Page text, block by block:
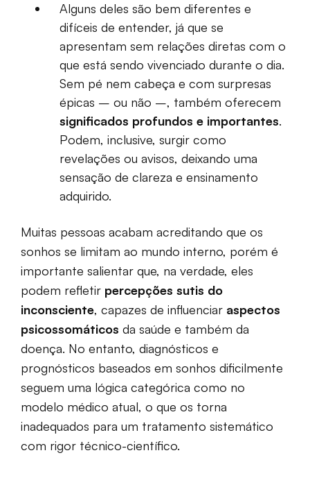
Alguns deles são bem diferentes e
difíceis de entender, já que se
apresentam sem relações diretas com o
que está sendo vivenciado durante o dia.
Sem pé nem cabeça e com surpresas
épicas – ou não –, também oferecem
significados profundos e importantes.
Podem, inclusive, surgir como
revelações ou avisos, deixando uma
sensação de clareza e ensinamento
adquirido.
Muitas pessoas acabam acreditando que os
sonhos se limitam ao mundo interno, porém é
importante salientar que, na verdade, eles
podem refletir percepções sutis do
inconsciente, capazes de influenciar aspectos
psicossomáticos da saúde e também da
doença. No entanto, diagnósticos e
prognósticos baseados em sonhos dificilmente
seguem uma lógica categórica como no
modelo médico atual, o que os torna
inadequados para um tratamento sistemático
com rigor técnico-científico.